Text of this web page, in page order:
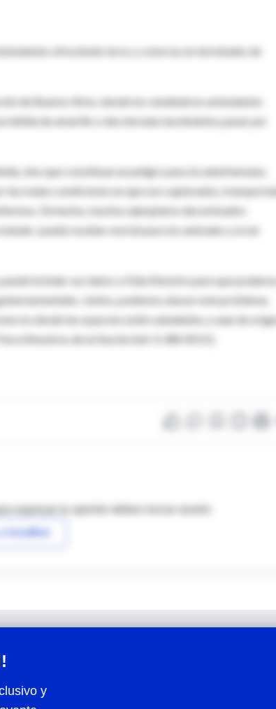
ofreciendo loros y cotorras en terminales de
de Buenos Aires, donde los vendedores ambulantes
de amarillo o decolorada, haciéndolos pasar por
sino que constituye un peligro para la salud humana.
malas condiciones en que son capturados,
De hecho, muchos ejemplares decomisados
puede resultar mortal para los animales y el ser
brindar sus datos a Vida Silvestre para que podamos
Juntos, podemos atacar este problema.
donde las especies estén saludables y sean de
Silvestres de la Nación (tel: 4 348-8551).
expresar tu opinión debes iniciar sesión
IntraMed
y